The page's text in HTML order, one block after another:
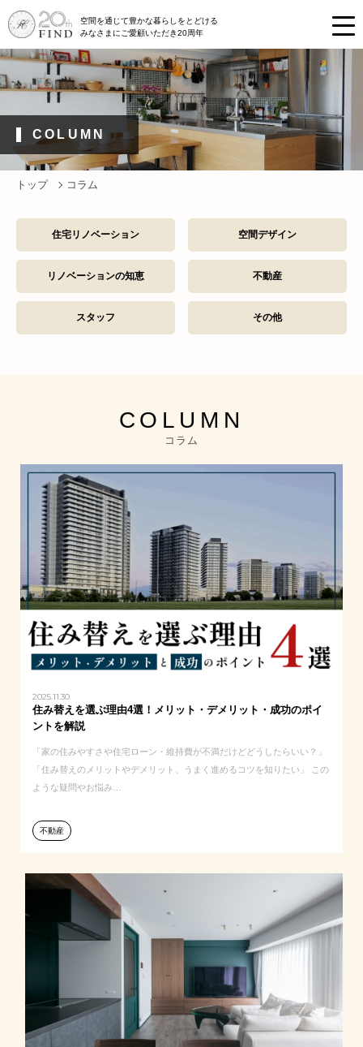
空間を通じて豊かな暮らしをとどける
みなさまにご愛顧いただき20周年
COLUMN
トップ コラム
住宅リノベーション 空間デザイン
リノベーションの知恵 不動産
スタッフ その他
COLUMN
コラム
2025.11.30
住み替えを選ぶ理由4選！メリット・デメリット・成功のポイ
ントを解説
「家の住みやすさや住宅ローン・維持費が不満だけどどうしたらいい？」
「住み替えのメリットやデメリット、うまく進めるコツを知りたい」 この
ような疑問やお悩み…
不動産